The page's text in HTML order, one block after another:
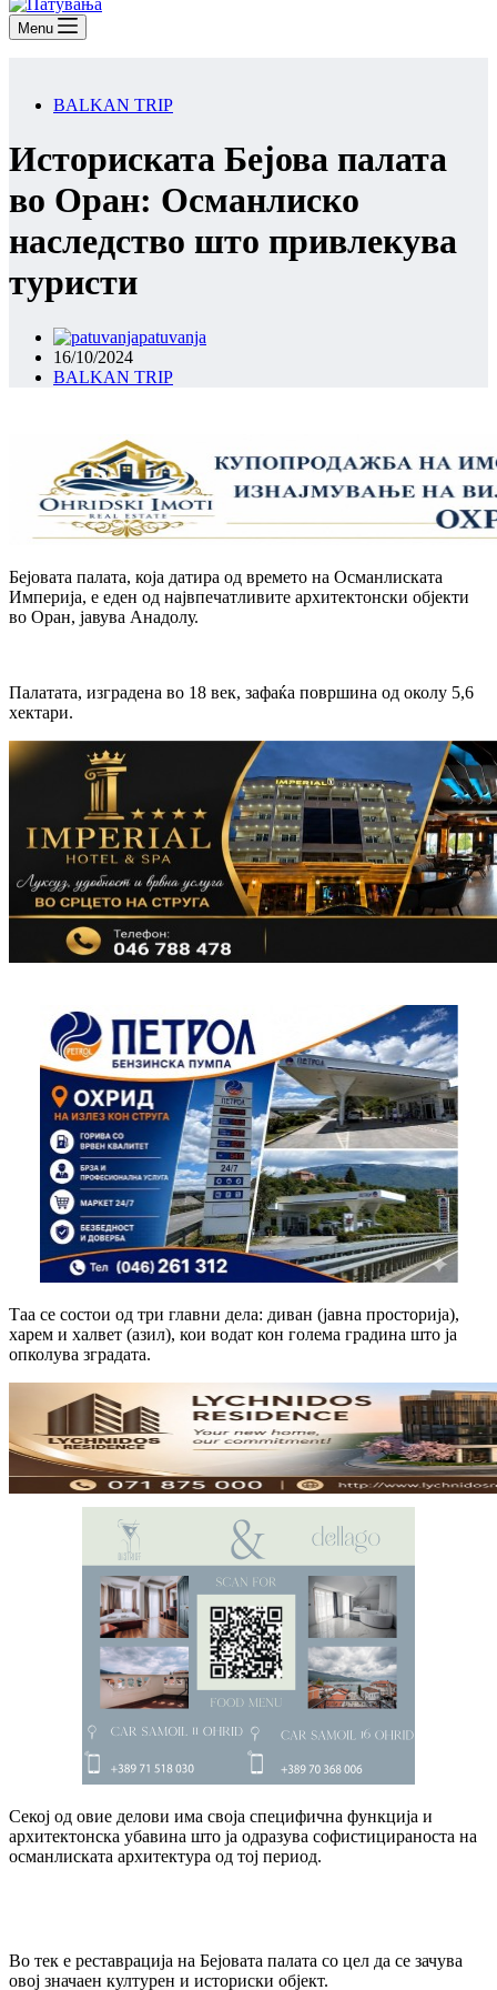
Menu
BALKAN TRIP
Историската Бејова палата
во Оран: Османлиско
наследство што привлекува
туристи
patuvanja
16/10/2024
BALKAN TRIP
Бејовата палата, која датира од времето на Османлиската
Империја, е еден од највпечатливите архитектонски објекти
во Оран, јавува Анадолу.
Палатата, изградена во 18 век, зафаќа површина од околу 5,6
хектари.
Таа се состои од три главни дела: диван (јавна просторија),
харем и халвет (азил), кои водат кон голема градина што ја
опколува зградата.
Секој од овие делови има своја специфична функција и
архитектонска убавина што ја одразува софистицираноста на
османлиската архитектура од тој период.
Во тек е реставрација на Бејовата палата со цел да се зачува
овој значаен културен и историски објект.